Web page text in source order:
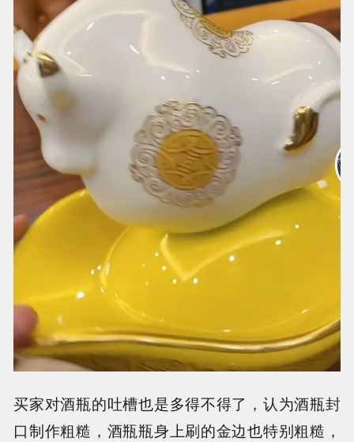
买家对酒瓶的吐槽也是多得不得了，认为酒瓶封
口制作粗糙，酒瓶瓶身上刷的金边也特别粗糙，